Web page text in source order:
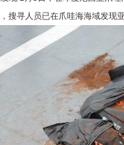
搜寻人员已在爪哇海海域发